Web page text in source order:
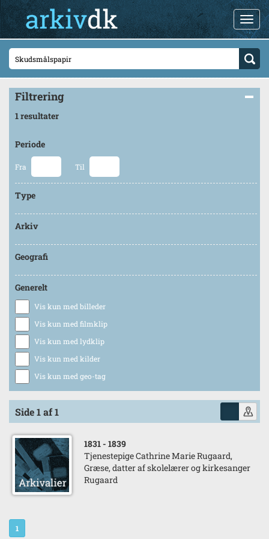
Filtrering
1 resultater
Periode
Fra Til
Type
Arkiv
Geografi
Generelt
Vis kun med billeder
Vis kun med filmklip
Vis kun med lydklip
Vis kun med kilder
Vis kun med geo-tag
Side 1 af 1
1831 - 1839
Tjenestepige Cathrine Marie Rugaard,
Græse, datter af skolelærer og kirkesanger
Rugaard
1